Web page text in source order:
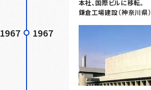
1967 1967
本社、国際ビルに移転。
鎌倉工場建設（神奈川県）